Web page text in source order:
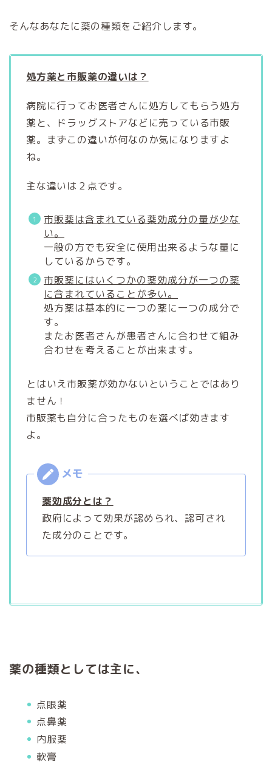
そんなあなたに薬の種類をご紹介します。
処方薬と市販薬の違いは？
病院に行ってお医者さんに処方してもらう処方
薬と、ドラッグストアなどに売っている市販
薬。まずこの違いが何なのか気になりますよ
ね。
主な違いは２点です。
市販薬は含まれている薬効成分の量が少な
い。
一般の方でも安全に使用出来るような量に
しているからです。
市販薬にはいくつかの薬効成分が一つの薬
に含まれていることが多い。
処方薬は基本的に一つの薬に一つの成分で
す。
またお医者さんが患者さんに合わせて組み
合わせを考えることが出来ます。
とはいえ市販薬が効かないということではあり
ません！
市販薬も自分に合ったものを選べば効きます
よ。
薬効成分とは？
政府によって効果が認められ、認可され
た成分のことです。
薬の種類としては主に、
点眼薬
点鼻薬
内服薬
軟膏